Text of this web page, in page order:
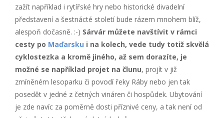
zažít například i rytířské hry nebo historické divadelní
představení a šestnácté století bude rázem mnohem blíž,
alespoň dočasně. :-) Sárvár můžete navštívit v rámci
cesty po Maďarsku i na kolech, vede tudy totiž skvělá
cyklostezka a kromě jiného, až sem dorazíte, je
možné se například projet na člunu, projít v již
zmíněném lesoparku či povodí řeky Ráby nebo jen tak
posedět v jedné z četných vináren či hospůdek. Ubytování
je zde navíc za poměrně dosti příznivé ceny, a tak není od